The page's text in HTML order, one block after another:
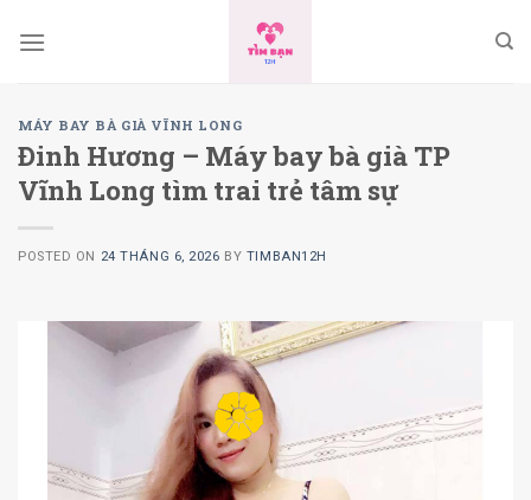
MÁY BAY BÀ GIÀ VĨNH LONG
Ðinh Hương – Máy bay bà già TP
Vĩnh Long tìm trai trẻ tâm sự
POSTED ON 24 THÁNG 6, 2026 BY TIMBAN12H